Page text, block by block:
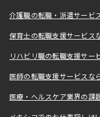
介護職の転職・派遣サービ
保育士の転職支援サービス
リハビリ職の転職支援サー
医師の転職支援サービスな
医療・ヘルスケア業界の課